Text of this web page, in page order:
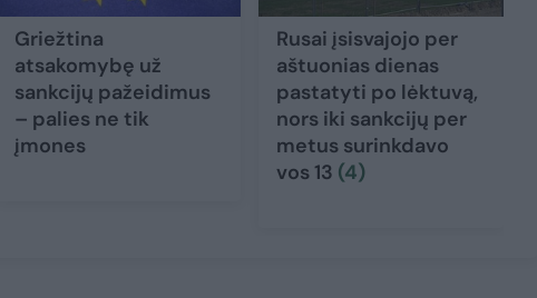
Griežtina
atsakomybę už
sankcijų pažeidimus
– palies ne tik
įmones
Rusai įsisvajojo per
aštuonias dienas
pastatyti po lėktuvą,
nors iki sankcijų per
metus surinkdavo
vos 13 (4)